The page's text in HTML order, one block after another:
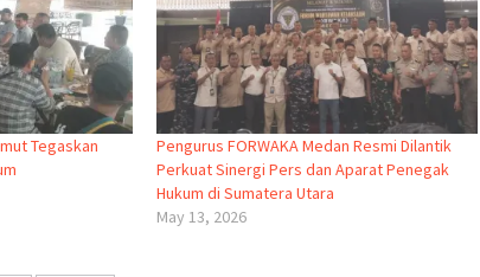
Tegaskan
Pengurus FORWAKA Medan Resmi Dilantik
Perkuat Sinergi Pers dan Aparat Penegak
Hukum di Sumatera Utara
May 13, 2026